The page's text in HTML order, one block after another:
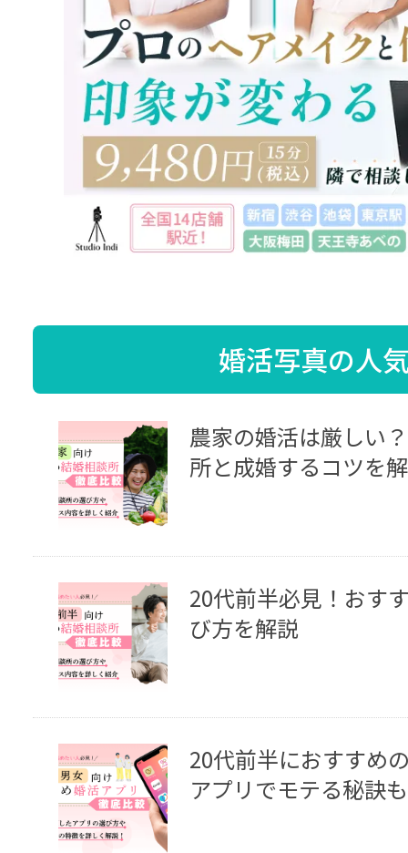
婚活写真の人
農家の婚活は厳しい
所と成婚するコツを
20代前半必見！おす
び方を解説
20代前半におすすめ
アプリでモテる秘訣